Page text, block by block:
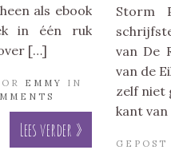
als ebook
in één ruk
[…]
EMMY
IN
Lees verder »
Storm
van De
van de
zelf niet
kant